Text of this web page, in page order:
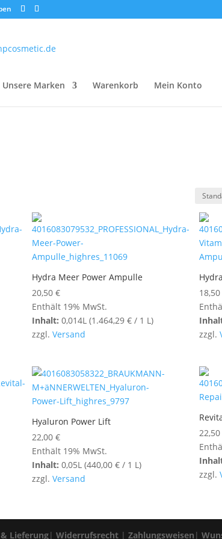
Unsere Marken Warenkorb Mein Konto
Hydra Meer Power Ampulle
20,50€
Enthält 19% MwSt.
Inhalt: 0,014L (1.464,29€ / 1 L)
zzgl.Versand
zzgl.
Hyaluron Power Lift
22,00€
Enthält 19% MwSt.
Inhalt: 0,05L (440,00€ / 1 L)
zzgl.Versand
zzgl.
Lieferung|Widerrufsrecht |Zahlungsweisen |